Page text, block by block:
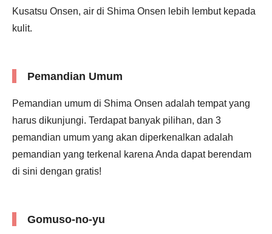
Kusatsu Onsen, air di Shima Onsen lebih lembut kepada
kulit.
Pemandian Umum
Pemandian umum di Shima Onsen adalah tempat yang
harus dikunjungi. Terdapat banyak pilihan, dan 3
pemandian umum yang akan diperkenalkan adalah
pemandian yang terkenal karena Anda dapat berendam
di sini dengan gratis!
Gomuso-no-yu